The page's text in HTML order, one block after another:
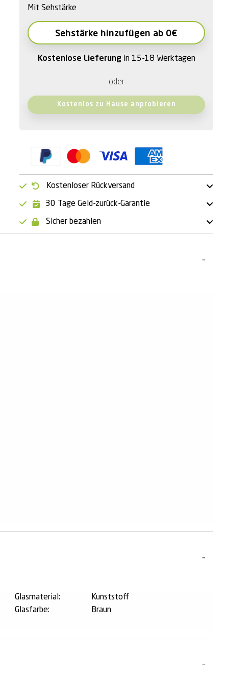
Mit Sehstärke
Sehstärke hinzufügen ab 0€
Kostenlose Lieferung in 15-18 Werktagen
oder
Kostenlos zu Hause anprobieren
Kostenloser Rückversand
30 Tage Geld-zurück-Garantie
Sicher bezahlen
Glasmaterial:
Kunststoff
Glasfarbe:
Braun